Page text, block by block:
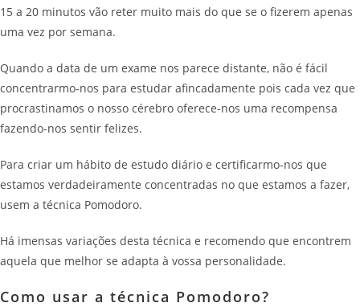
15 a 20 minutos vão reter muito mais do que se o fizerem apenas
uma vez por semana.
Quando a data de um exame nos parece distante, não é fácil
concentrarmo-nos para estudar afincadamente pois cada vez que
procrastinamos o nosso cérebro oferece-nos uma recompensa
fazendo-nos sentir felizes.
Para criar um hábito de estudo diário e certificarmo-nos que
estamos verdadeiramente concentradas no que estamos a fazer,
usem a técnica Pomodoro.
Há imensas variações desta técnica e recomendo que encontrem
aquela que melhor se adapta à vossa personalidade.
Como usar a técnica Pomodoro?